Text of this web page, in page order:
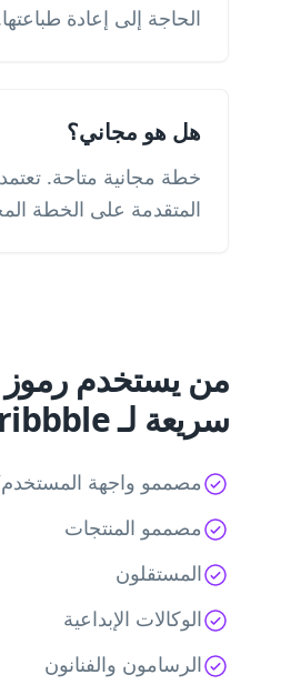
الحاجة إلى إعادة
هل هو مجاني؟
خطة مجانية متاحة.
المتقدمة على الخطة
من يستخدم رموز
سريعة لـ Dribbble؟
مصممو واجهة
مصممو المنتجات
المستقلون
الوكالات الإبداعية
الرسامون والفنانون